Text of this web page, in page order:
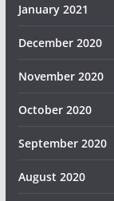
January 2021
December 2020
November 2020
October 2020
September 2020
August 2020